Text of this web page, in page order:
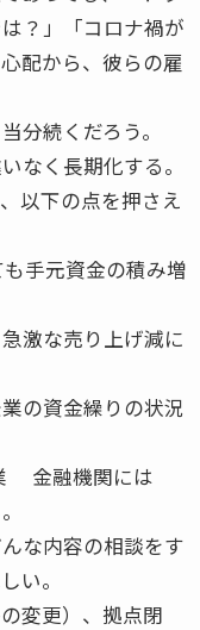
？」「コロナ禍が
配から、彼らの雇
分続くだろう。
なく長期化する。
以下の点を押さえ
手元資金の積み増
激な売り上げ減に
の資金繰りの状況
金融機関には
な内容の相談をす
い。
変更）、拠点閉